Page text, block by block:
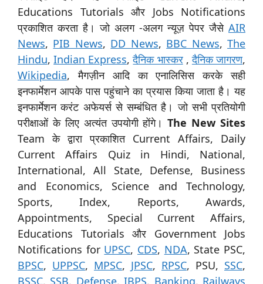
Educations Tutorials और Jobs Notifications
प्रकाशित करता है। जो अलग -अलग न्यूज़ पेपर जैसे AIR
News, PIB News, DD News, BBC News,The
Hindu,Indian Express,दैनिक भास्कर,दैनिक जागरण,
Wikipedia, मैगज़ीन आदि का एनालिसिस करके सही
इनफार्मेशन आपके पास पहुंचाने का प्रयास किया जाता है। यह
इनफार्मेशन करंट अफेयर्स से सम्बंधित है। जो सभी प्रतियोगी
परीक्षाओं के लिए अत्यंत उपयोगी होंगे।The New Sites
Team के द्वारा प्रकाशित Current Affairs, Daily
Current Affairs Quiz in Hindi, National,
International, All State, Defense, Business
and Economics, Science and Technology,
Sports, Index, Reports, Awards,
Appointments, Special Current Affairs,
Educations Tutorials और Government Jobs
Notifications for UPSC, CDS, NDA, State PSC,
BPSC, UPPSC, MPSC, JPSC, RPSC, PSU, SSC,